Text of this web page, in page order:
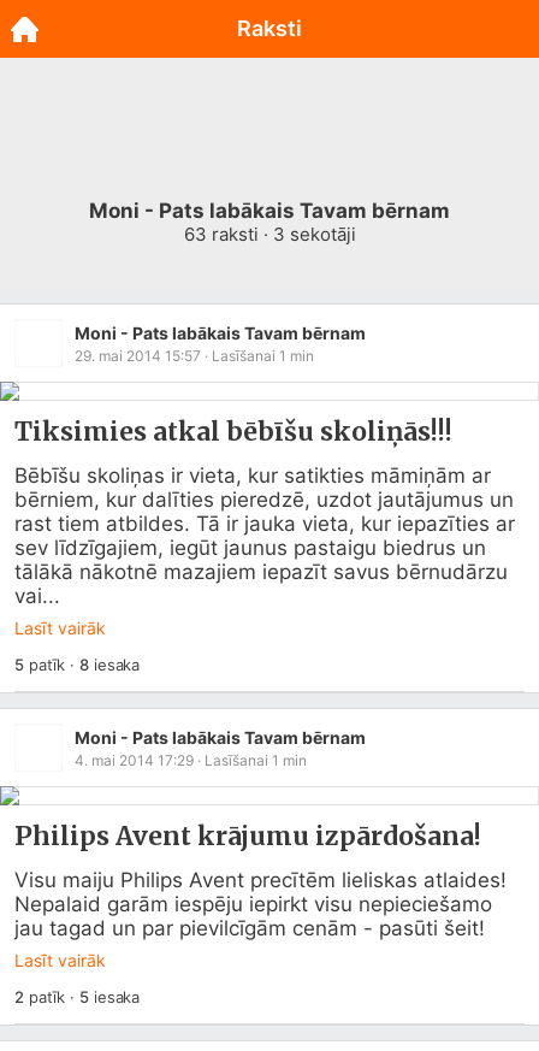
Moni - Pats labākais Tavam bērnam
63 raksti · 3 sekotāji
Moni - Pats labākais Tavam bērnam
29. mai 2014 15:57 · Lasīšanai 1 min
Tiksimies atkal bēbīšu skoliņās!!!
Bēbīšu skoliņas ir vieta, kur satikties māmiņām ar
bērniem, kur dalīties pieredzē, uzdot jautājumus un
rast tiem atbildes. Tā ir jauka vieta, kur iepazīties ar
sev līdzīgajiem, iegūt jaunus pastaigu biedrus un
tālākā nākotnē mazajiem iepazīt savus bērnudārzu
vai...
Lasīt vairāk
5patīk ·8iesaka
Moni - Pats labākais Tavam bērnam
4. mai 2014 17:29 · Lasīšanai 1 min
Philips Avent krājumu izpārdošana!
Visu maiju Philips Avent precītēm lieliskas atlaides!
Nepalaid garām iespēju iepirkt visu nepieciešamo
jau tagad un par pievilcīgām cenām - pasūti šeit!
Lasīt vairāk
2 patīk · 5iesaka
Raksti